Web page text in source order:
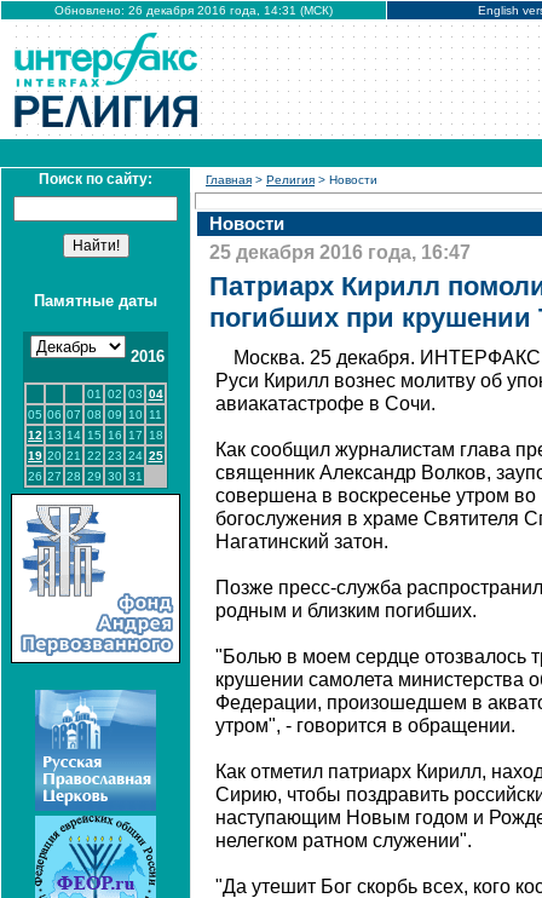
Обновлено: 26 декабря 2016 года, 14:31 (МСК) English
Поиск по сайту:
Памятные даты
2016
01 02 03 04
05 06 07 08 09 10
11
12 13 14 15 16 17
18
19 20 21 22 23 24 25
26 27 28 29 30 31
Главная > Религия > Новости
Новости
25 декабря 2016 года, 16:47
Патриарх Кирилл
погибших при крушении
Москва. 25 декабря. ИНТЕРФАКС
Руси Кирилл вознес молитву об
авиакатастрофе в Сочи.
Как сообщил журналистам глава
священник Александр Волков,
совершена в воскресенье утром
богослужения в храме Святителя
Нагатинский затон.
Позже пресс-служба
родным и близким погибших.
"Болью в моем сердце отозвалось
крушении самолета министерства
Федерации, произошедшем в
утром", - говорится в обращении.
Как отметил патриарх Кирилл,
Сирию, чтобы поздравить
наступающим Новым годом и
нелегком ратном служении".
"Да утешит Бог скорбь всех, кого